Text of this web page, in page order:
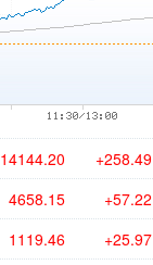
14144.20 +258.49
4658.15 +57.22
1119.46 +25.97